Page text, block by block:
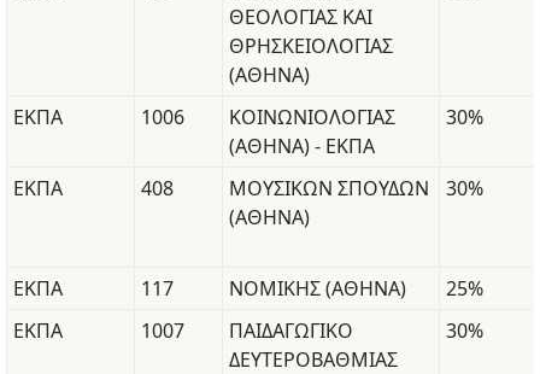
ΘΕΟΛΟΓΙΑΣ ΚΑΙ
ΘΡΗΣΚΕΙΟΛΟΓΙΑΣ
(ΑΘΗΝΑ)
ΕΚΠΑ 1006
ΚΟΙΝΩΝΙΟΛΟΓΙΑΣ
(ΑΘΗΝΑ) - ΕΚΠΑ
30%
ΕΚΠΑ 408
ΜΟΥΣΙΚΩΝ ΣΠΟΥΔΩΝ
(ΑΘΗΝΑ)
30%
ΕΚΠΑ 117 ΝΟΜΙΚΗΣ (ΑΘΗΝΑ)
25%
ΕΚΠΑ
1007
ΠΑΙΔΑΓΩΓΙΚΟ
ΔΕΥΤΕΡΟΒΑΘΜΙΑΣ
30%